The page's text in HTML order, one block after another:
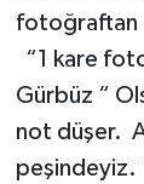
fotoğraftan
“1 kare
Gürbüz “
not düşer.
peşindeyiz.